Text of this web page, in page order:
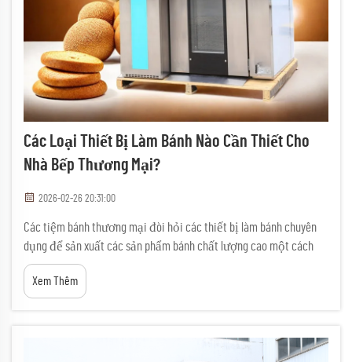
Các Loại Thiết Bị Làm Bánh Nào Cần Thiết Cho
Nhà Bếp Thương Mại?
2026-02-26 20:31:00
Các tiệm bánh thương mại đòi hỏi các thiết bị làm bánh chuyên
dụng để sản xuất các sản phẩm bánh chất lượng cao một cách
hiệu quả và đồng đều. Từ lò nướng công nghiệp đến các hệ thống
trộn chính xác, thiết bị phù hợp tạo nên nền tảng cho mọi hoạt
động tiệm bánh thành công...
Xem Thêm